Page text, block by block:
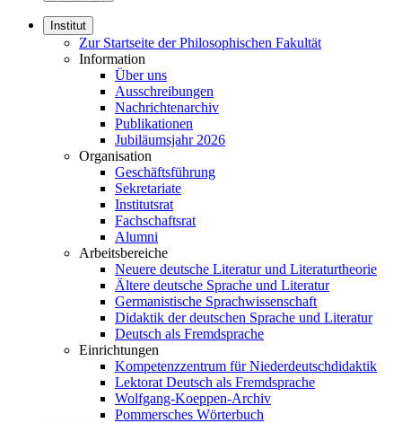
Institut
Zur Startseite der Philosophischen Fakultät
Information
Über uns
Ausschreibungen
Nachrichtenarchiv
Publikationen
Jubiläumsjahr 2026
Organisation
Geschäftsführung
Sekretariate
Institutsrat
Fachschaftsrat
Alumni
Arbeitsbereiche
Neuere deutsche Literatur und Literaturtheorie
Ältere deutsche Sprache und Literatur
Germanistische Sprachwissenschaft
Didaktik der deutschen Sprache und Literatur
Deutsch als Fremdsprache
Einrichtungen
Kompetenzzentrum für Niederdeutschdidaktik
Lektorat Deutsch als Fremdsprache
Wolfgang-Koeppen-Archiv
Pommersches Wörterbuch